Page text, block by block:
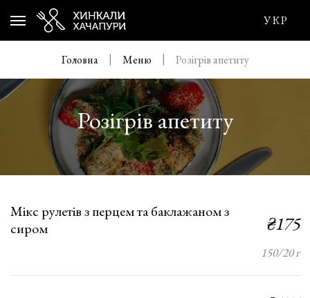
УКР
Головна Меню Розігрів апетиту
Розігрів апетиту
Мікс рулетів з перцем та баклажаном з
сиром
₴175
150/20 г